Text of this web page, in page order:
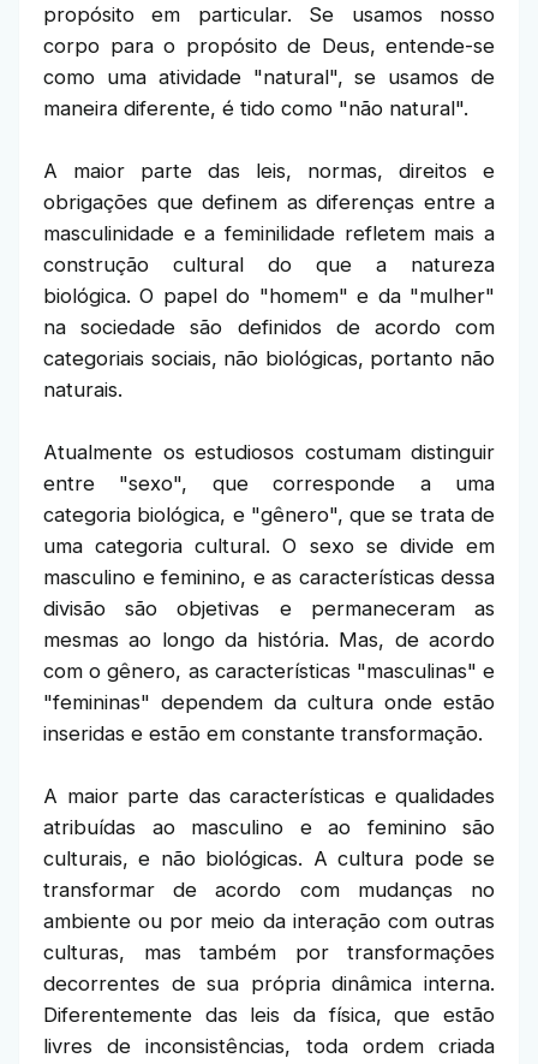
propósito em particular. Se usamos nosso
corpo para o propósito de Deus, entende-se
como uma atividade "natural", se usamos de
maneira diferente, é tido como "não natural".
A maior parte das leis, normas, direitos e
obrigações que definem as diferenças entre a
masculinidade e a feminilidade refletem mais a
construção cultural do que a natureza
biológica. O papel do "homem" e da "mulher"
na sociedade são definidos de acordo com
categoriais sociais, não biológicas, portanto não
naturais.
Atualmente os estudiosos costumam distinguir
entre "sexo", que corresponde a uma
categoria biológica, e "gênero", que se trata de
uma categoria cultural. O sexo se divide em
masculino e feminino, e as características dessa
divisão são objetivas e permaneceram as
mesmas ao longo da história. Mas, de acordo
com o gênero, as características "masculinas" e
"femininas" dependem da cultura onde estão
inseridas e estão em constante transformação.
A maior parte das características e qualidades
atribuídas ao masculino e ao feminino são
culturais, e não biológicas. A cultura pode se
transformar de acordo com mudanças no
ambiente ou por meio da interação com outras
culturas, mas também por transformações
decorrentes de sua própria dinâmica interna.
Diferentemente das leis da física, que estão
livres de inconsistências, toda ordem criada